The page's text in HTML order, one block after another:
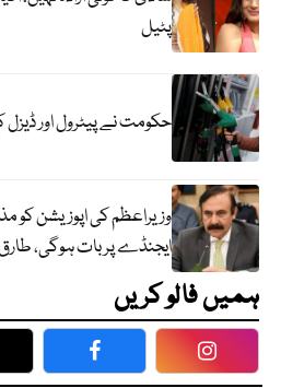
پٹیل
حکومت نے پیٹرول اور
وزیراعظم کی اپوزیشن کو
ایجنڈے پر بات ہوگی،
ہمیں فالو کریں
Facebook